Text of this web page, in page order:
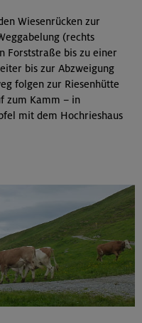
Wiesenrücken zur
(rechts
Forststraße bis zu einer
bis zur Abzweigung
folgen zur Riesenhütte
zum Kamm – in
mit dem Hochrieshaus